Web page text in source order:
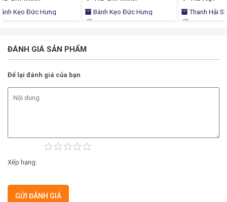
Bánh Kẹo Đức Hưng Thanh Hải SEA Shop
ĐÁNH GIÁ SẢN PHẨM
Để lại đánh giá của bạn
Xếp hạng: